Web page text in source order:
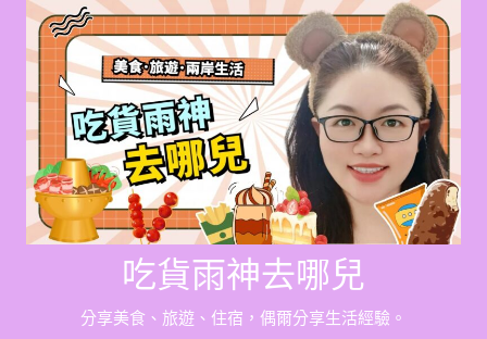
Skip
content
吃貨雨神去哪兒
分享美食、旅遊、住宿，偶爾分享生活經驗。